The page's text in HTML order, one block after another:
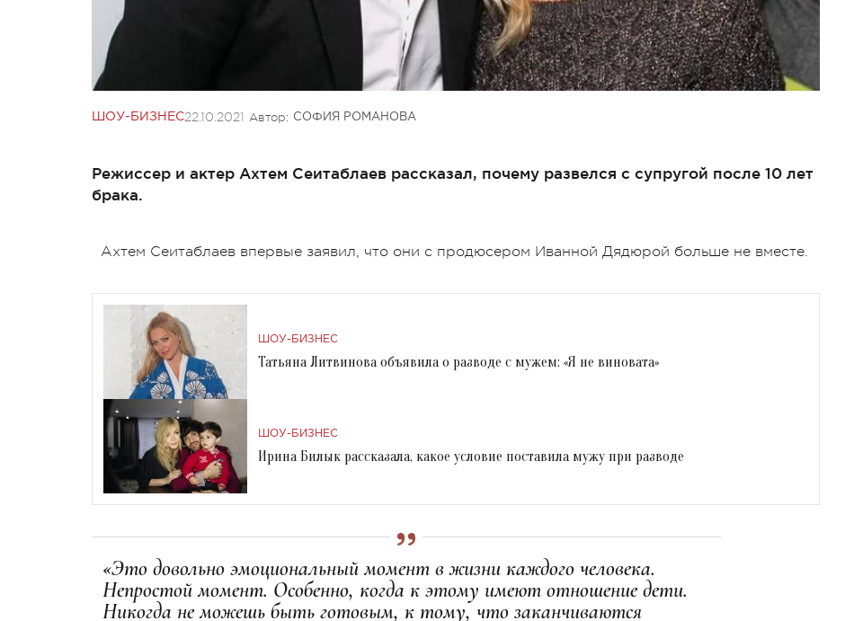
ШОУ-БИЗНЕС22.10.2021 Автор: СОФИЯ РОМАНОВА
Режиссер и актер Ахтем Сеитаблаев рассказал, почему развелся с супругой после 10 лет
брака.
Ахтем Сеитаблаев впервые заявил, что они с продюсером Иванной Дядюрой больше не вместе.
ШОУ-БИЗНЕС
Татьяна Литвинова объявила о разводе с мужем: «Я не виновата»
ШОУ-БИЗНЕС
Ирина Билык рассказала, какое условие поставила мужу при разводе
«Это довольно эмоциональный момент в жизни каждого человека.
Непростой момент. Особенно, когда к этому имеют отношение дети.
Никогда не можешь быть готовым, к тому, что заканчиваются